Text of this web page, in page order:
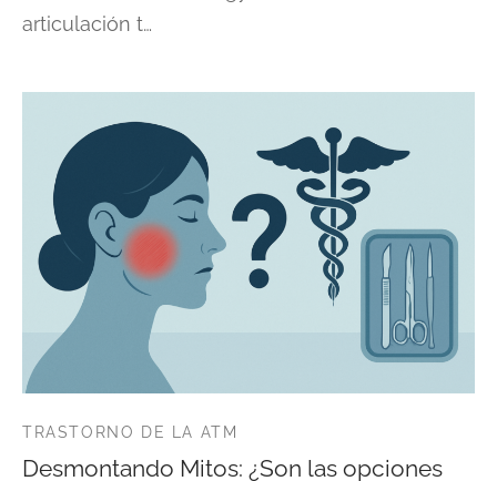
articulación t…
TRASTORNO DE LA ATM
Desmontando Mitos: ¿Son las opciones